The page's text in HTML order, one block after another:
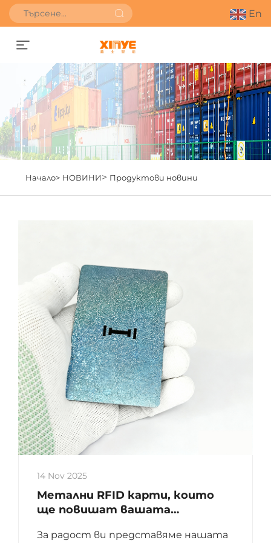
En
Получете оферта
Начало> НОВИНИ> Продуктови новини
14 Nov 2025
Метални RFID карти, които
ще повишат вашата
За радост ви представяме нашата